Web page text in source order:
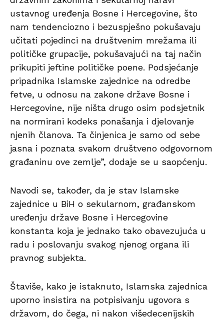
ustavnog uređenja Bosne i Hercegovine, što
nam tendenciozno i bezuspješno pokušavaju
učitati pojedinci na društvenim mrežama ili
političke grupacije, pokušavajući na taj način
prikupiti jeftine političke poene. Podsjećanje
pripadnika Islamske zajednice na odredbe
fetve, u odnosu na zakone države Bosne i
Hercegovine, nije ništa drugo osim podsjetnik
na normirani kodeks ponašanja i djelovanje
njenih članova. Ta činjenica je samo od sebe
jasna i poznata svakom društveno odgovornom
građaninu ove zemlje”, dodaje se u saopćenju.
Navodi se, također, da je stav Islamske
zajednice u BiH o sekularnom, građanskom
uređenju države Bosne i Hercegovine
konstanta koja je jednako tako obavezujuća u
radu i poslovanju svakog njenog organa ili
pravnog subjekta.
Štaviše, kako je istaknuto, Islamska zajednica
uporno insistira na potpisivanju ugovora s
državom, do čega, ni nakon višedecenijskih